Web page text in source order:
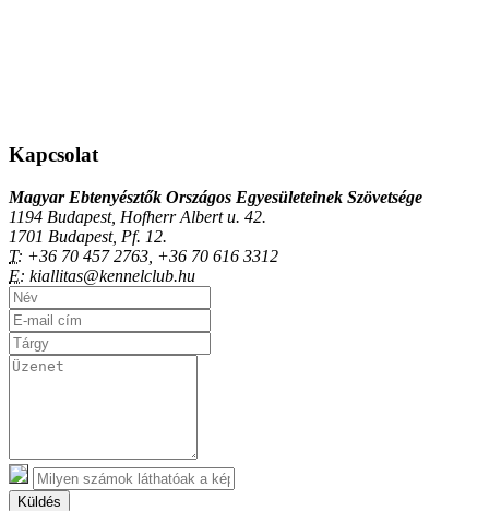
Kapcsolat
Magyar Ebtenyésztők Országos Egyesületeinek Szövetsége
1194 Budapest, Hofherr Albert u. 42.
1701 Budapest, Pf. 12.
T: +36 70 457 2763, +36 70 616 3312
E: kiallitas@kennelclub.hu
Küldés